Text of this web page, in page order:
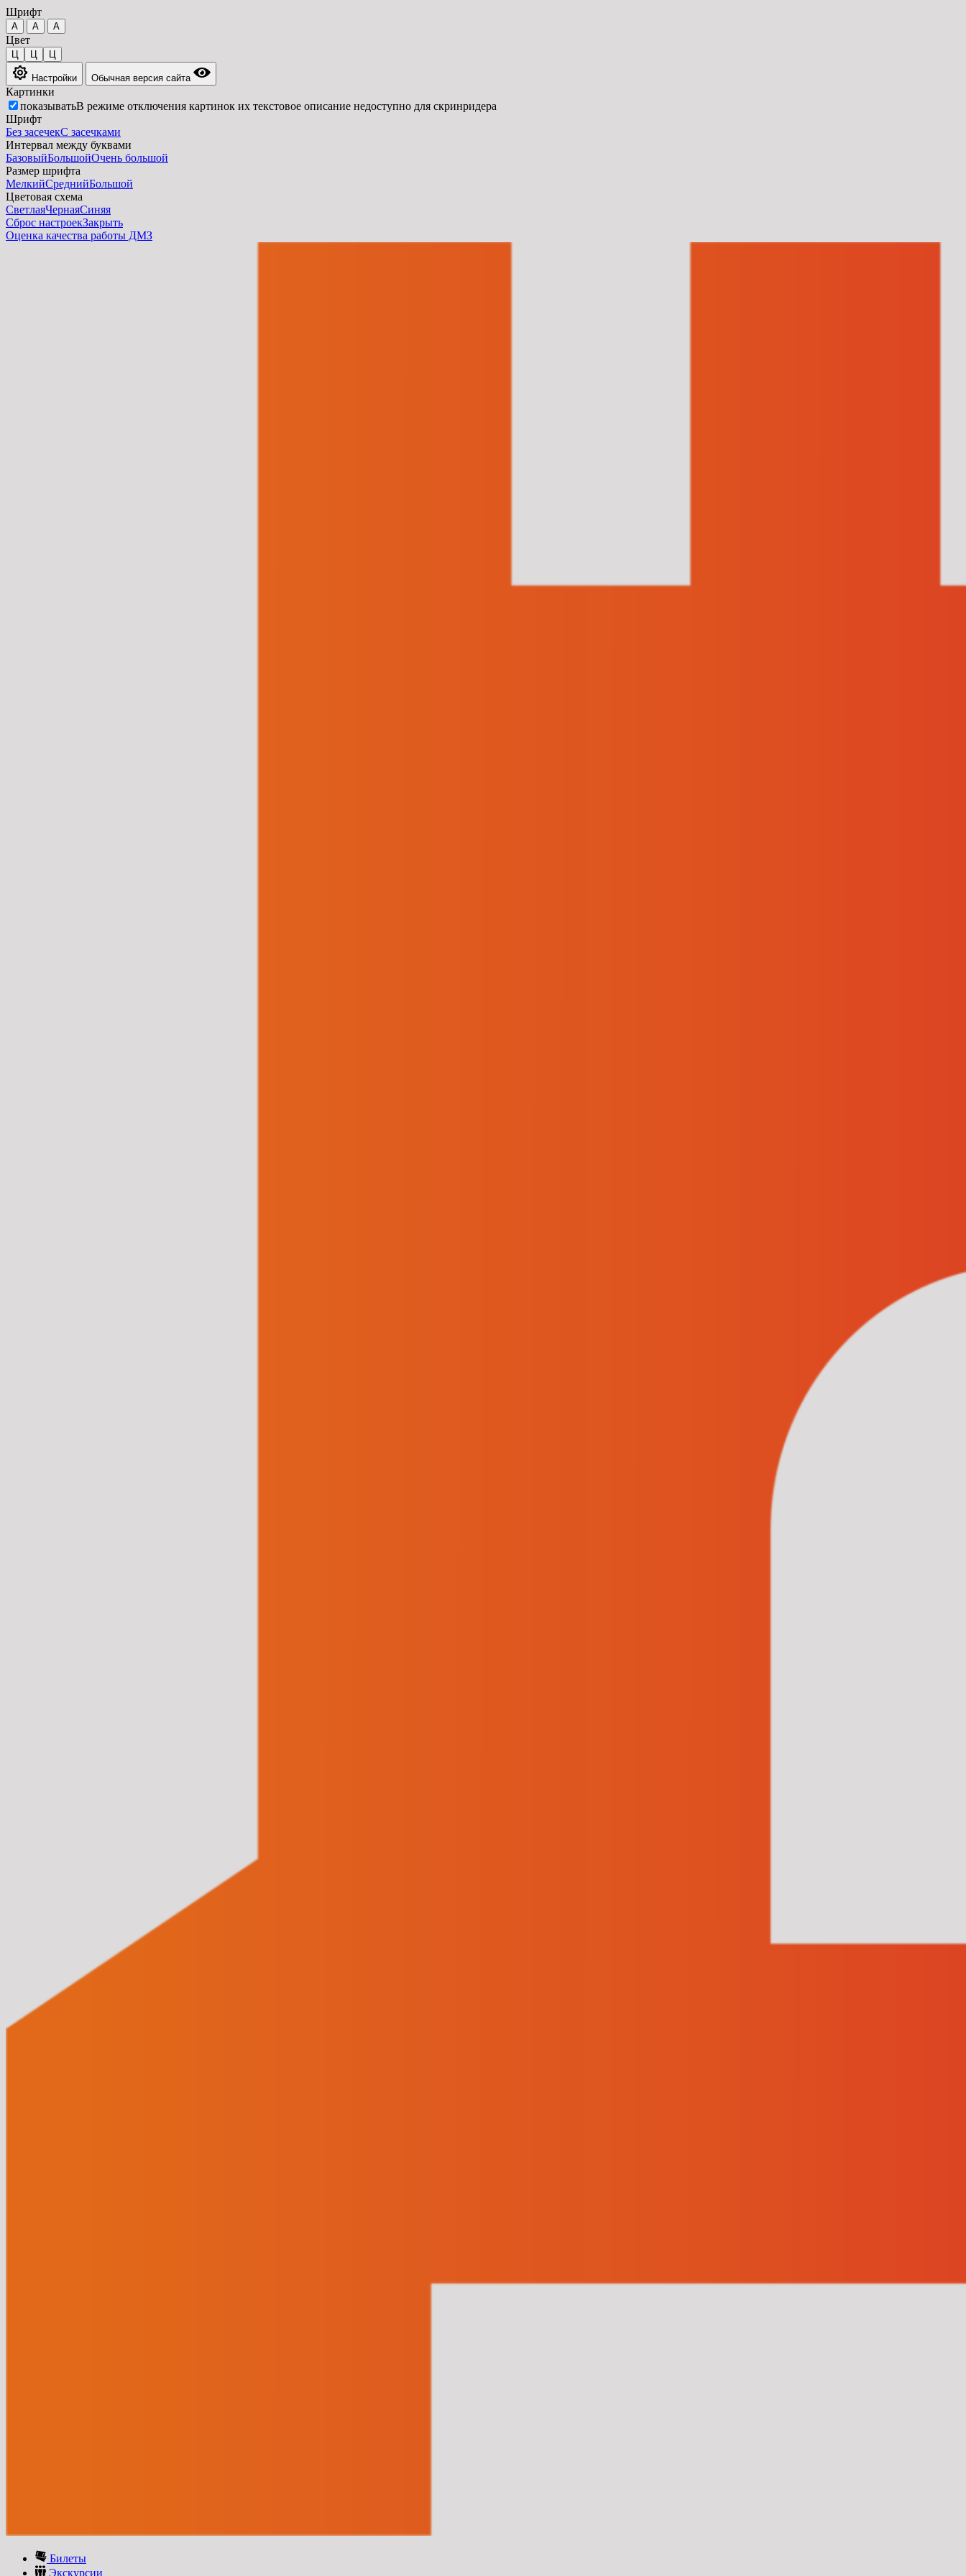
Шрифт
A A A
Цвет
Ц Ц Ц
Настройки Обычная версия сайта
Картинки
показыватьВ режиме отключения картинок их текстовое описание недоступно для скринридера
Шрифт
Без засечекС засечками
Интервал между буквами
БазовыйБольшойОчень большой
Размер шрифта
МелкийСреднийБольшой
Цветовая схема
СветлаяЧернаяСиняя
Сброс настроекЗакрыть
Оценка качества работы ДМЗ
Билеты
Экскурсии